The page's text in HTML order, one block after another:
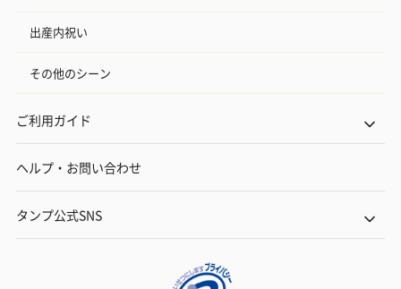
出産内祝い
その他のシーン
ご利用ガイド
ヘルプ・お問い合わせ
タンプ公式SNS